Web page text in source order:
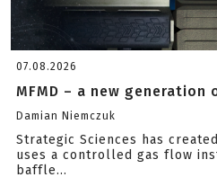
07.08.2026
MFMD – a new generation
Damian Niemczuk
Strategic Sciences has
uses a controlled gas flow
baffle...